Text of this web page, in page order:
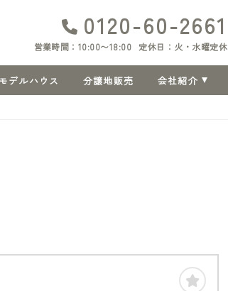
0120-60-2661
営業時間：10:00〜18:00 定休日：火・水曜定休
モデルハウス 分譲地販売 会社紹介